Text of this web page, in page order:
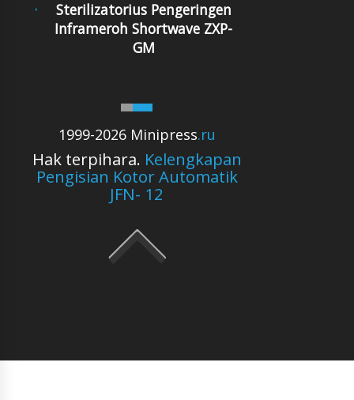
1999-2026 Minipress.ru
Hak terpihara. Kelengkapan
Pengisian Kotor Automatik
JFN- 12
Sterilizatorius Pengeringen
Inframeroh Shortwave ZXP-
GM